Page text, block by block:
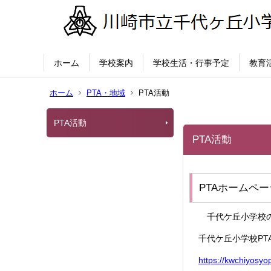
ホーム 学校案内 学校生活・行事予定 教育
ホーム PTA・地域 PTA活動
PTA活動
PTA活動
PTAホームペ
千代ケ丘小学校
千代ケ丘小学校
https://